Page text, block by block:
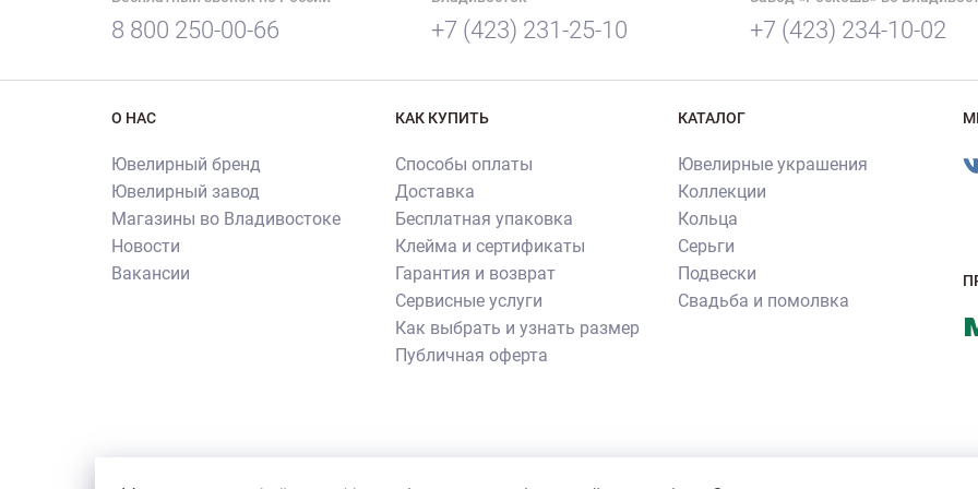
8 800 250-00-66 +7 (423) 231-25-10 +7 (423) 234-10-02
О НАС
Ювелирный бренд
Ювелирный завод
Магазины во Владивостоке
Новости
Вакансии
КАК КУПИТЬ
Способы оплаты
Доставка
Бесплатная упаковка
Клейма и сертификаты
Гарантия и возврат
Сервисные услуги
Как выбрать и узнать размер
Публичная оферта
КАТАЛОГ
Ювелирные украшения
Коллекции
Кольца
Серьги
Подвески
Свадьба и помолвка